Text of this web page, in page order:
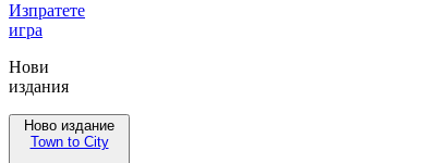
Изпратете
игра
Нови
издания
Ново издание
Town to City